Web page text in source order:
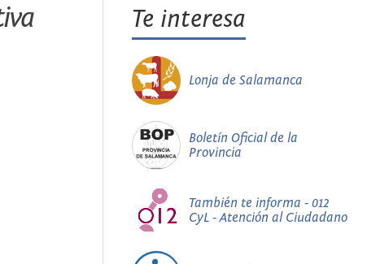
Te interesa
Lonja de Salamanca
Boletín Oficial de la
Provincia
También te informa - 012
CyL - Atención al Ciudadano